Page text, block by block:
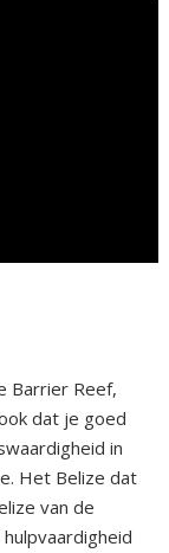
Barrier Reef,
dat je goed
in
Het Belize dat
van de